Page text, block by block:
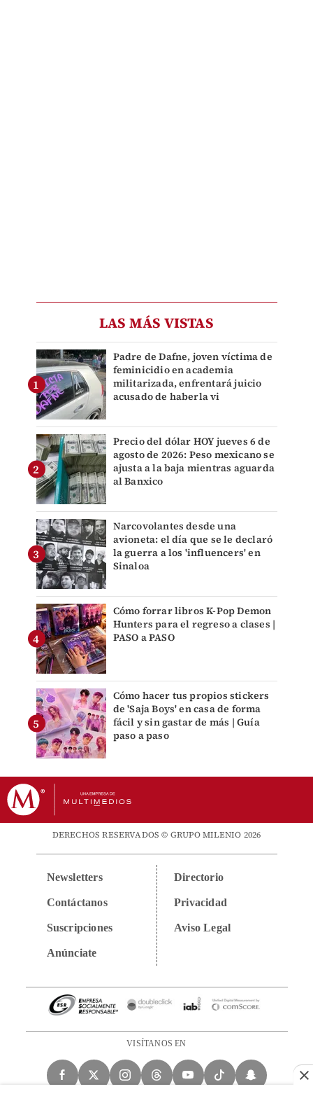
LAS MÁS VISTAS
Padre de Dafne, joven víctima de
feminicidio en academia
militarizada, enfrentará juicio
acusado de haberla vi
Precio del dólar HOY jueves 6 de
agosto de 2026: Peso mexicano se
ajusta a la baja mientras aguarda
al Banxico
Narcovolantes desde una
avioneta: el día que se le declaró
la guerra a los 'influencers' en
Sinaloa
Cómo forrar libros K-Pop Demon
Hunters para el regreso a clases |
PASO a PASO
Cómo hacer tus propios stickers
de 'Saja Boys' en casa de forma
fácil y sin gastar de más | Guía
paso a paso
DERECHOS RESERVADOS © GRUPO MILENIO 2026
Newsletters
Contáctanos
Suscripciones
Anúnciate
Directorio
Privacidad
Aviso Legal
VISÍTANOS EN